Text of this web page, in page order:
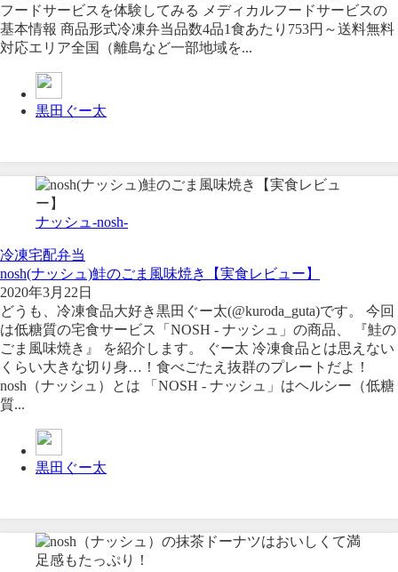
フードサービスを体験してみる メディカルフードサービスの
基本情報 商品形式冷凍弁当品数4品1食あたり753円～送料無料
対応エリア全国（離島など一部地域を...
黒田ぐー太
ナッシュ-nosh-
冷凍宅配弁当
nosh(ナッシュ)鮭のごま風味焼き【実食レビュー】
2020年3月22日
どうも、冷凍食品大好き黒田ぐー太(@kuroda_guta)です。 今回
は低糖質の宅食サービス「NOSH - ナッシュ」の商品、 『鮭の
ごま風味焼き』 を紹介します。 ぐー太 冷凍食品とは思えない
くらい大きな切り身…！食べごたえ抜群のプレートだよ！
nosh（ナッシュ）とは 「NOSH - ナッシュ」はヘルシー（低糖
質...
黒田ぐー太